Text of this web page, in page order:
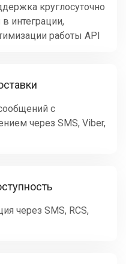
круглосуточно
интеграции,
работы API
с
через SMS, Viber,
через SMS, RCS,